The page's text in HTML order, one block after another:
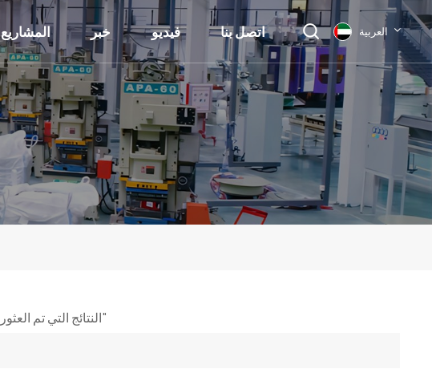
المشاريع خبر فيديو اتصل بنا العربية
English
français
Deutsch
русский
1 النتائج التي تم العثور عليها ل "الشركة المصنعة لتعبئة العمود الدائري المترافق المعدني"